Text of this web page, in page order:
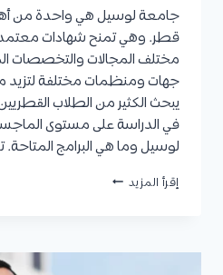
جامعة لوسيل هي واحدة من
قطر. وهي تمنح شهادات
مختلف المجالات والتخصصات
جهات ومنظمات مختلفة لتزيد
يبحث الكثير من الطلاب
في الدراسة على مستوى
لوسيل وما هي البرامج المتاحة.
إقرأ المزيد ماجستير
المتاحة،